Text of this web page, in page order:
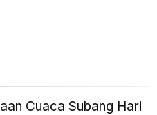
Cuaca Subang Hari